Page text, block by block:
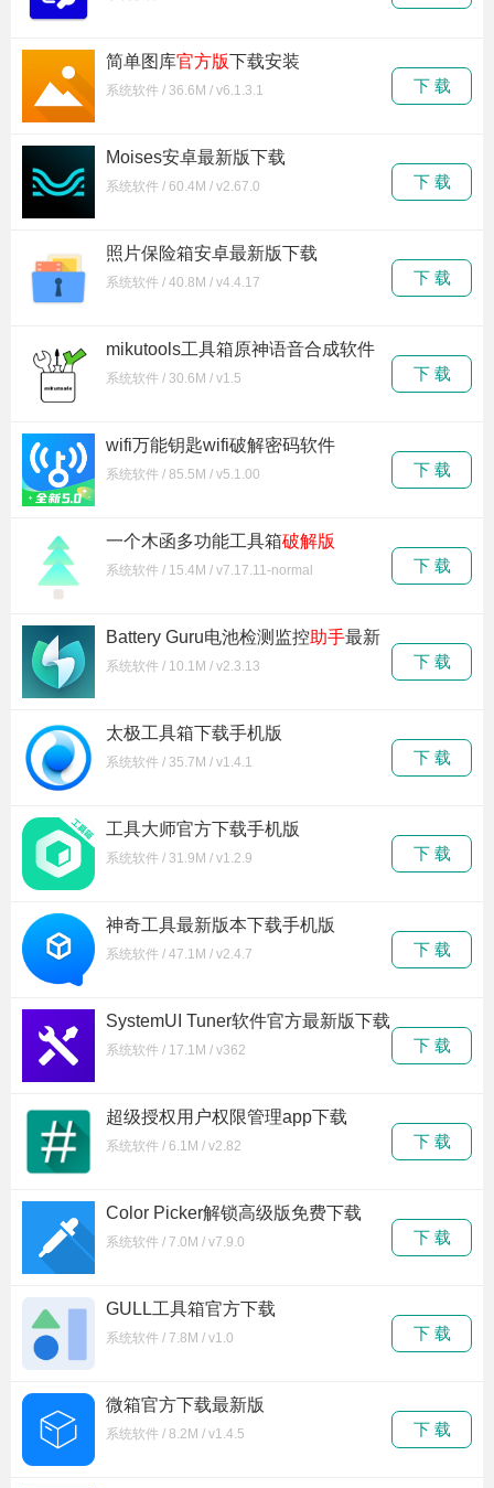
简单图库官方版下载安装
系统软件 / 36.6M / v6.1.3.1 下 载
Moises安卓最新版下载
系统软件 / 60.4M / v2.67.0 下 载
照片保险箱安卓最新版下载
系统软件 / 40.8M / v4.4.17 下 载
mikutools工具箱原神语音合成软件
下载
系统软件 / 30.6M / v1.5 下 载
wifi万能钥匙wifi破解密码软件
系统软件 / 85.5M / v5.1.00 下 载
一个木函多功能工具箱破解版
系统软件 / 15.4M / v7.17.11-normal 下 载
Battery Guru电池检测监控助手最新
版下载
系统软件 / 10.1M / v2.3.13 下 载
太极工具箱下载手机版
系统软件 / 35.7M / v1.4.1 下 载
工具大师官方下载手机版
系统软件 / 31.9M / v1.2.9 下 载
神奇工具最新版本下载手机版
系统软件 / 47.1M / v2.4.7 下 载
SystemUI Tuner软件官方最新版下载
系统软件 / 17.1M / v362 下 载
超级授权用户权限管理app下载
系统软件 / 6.1M / v2.82 下 载
Color Picker解锁高级版免费下载
系统软件 / 7.0M / v7.9.0 下 载
GULL工具箱官方下载
系统软件 / 7.8M / v1.0 下 载
微箱官方下载最新版
系统软件 / 8.2M / v1.4.5 下 载